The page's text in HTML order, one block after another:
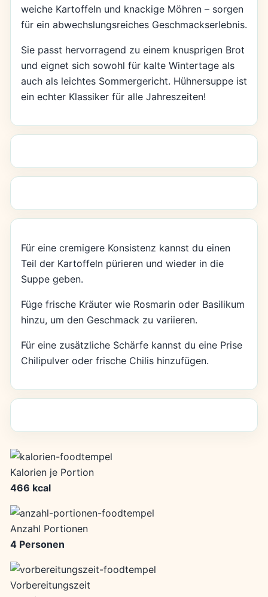
weiche Kartoffeln und knackige Möhren – sorgen
für ein abwechslungsreiches Geschmackserlebnis.
Sie passt hervorragend zu einem knusprigen Brot
und eignet sich sowohl für kalte Wintertage als
auch als leichtes Sommergericht. Hühnersuppe ist
ein echter Klassiker für alle Jahreszeiten!
Für eine cremigere Konsistenz kannst du einen
Teil der Kartoffeln pürieren und wieder in die
Suppe geben.
Füge frische Kräuter wie Rosmarin oder Basilikum
hinzu, um den Geschmack zu variieren.
Für eine zusätzliche Schärfe kannst du eine Prise
Chilipulver oder frische Chilis hinzufügen.
Kalorien je Portion
466 kcal
Anzahl Portionen
4 Personen
Vorbereitungszeit